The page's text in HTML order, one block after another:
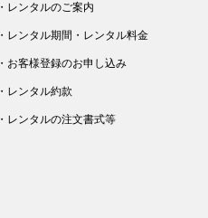
・レンタルのご案内
・レンタル期間・レンタル料金
・お客様登録のお申し込み
・レンタル約款
・レンタルの注文書式等